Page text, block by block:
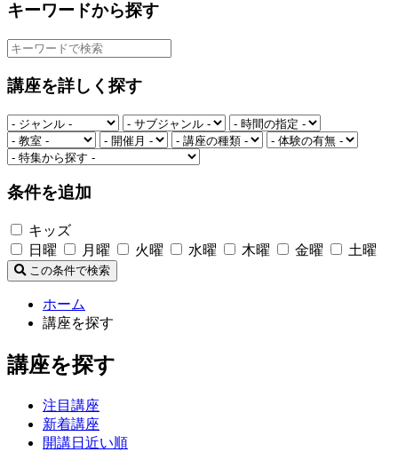
キーワードから探す
講座を詳しく探す
条件を追加
キッズ
日曜
月曜 火曜 水曜 木曜 金曜 土曜
この条件で検索
ホーム
講座を探す
講座を探す
注目講座
新着講座
開講日近い順